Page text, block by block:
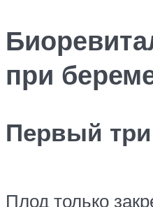
при
Первый
Плод только